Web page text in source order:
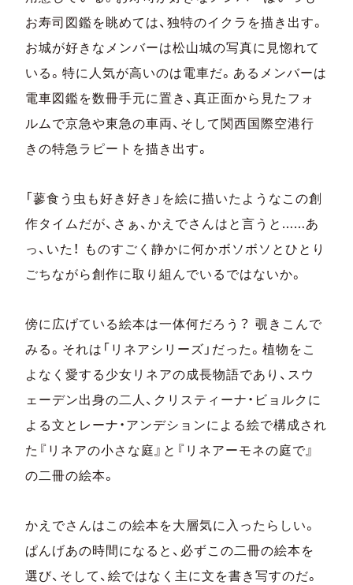
お寿司図鑑を眺めては、独特のイクラを描き出す。
お城が好きなメンバーは松山城の写真に見惚れて
いる。特に人気が高いのは電車だ。あるメンバーは
電車図鑑を数冊手元に置き、真正面から見たフォ
ルムで京急や東急の車両、そして関西国際空港行
きの特急ラピートを描き出す。
「蓼食う虫も好き好き」を絵に描いたようなこの創
作タイムだが、さぁ、かえでさんはと言うと……あ
っ、いた！ ものすごく静かに何かボソボソとひとり
ごちながら創作に取り組んでいるではないか。
傍に広げている絵本は一体何だろう？ 覗きこんで
みる。それは「リネアシリーズ」だった。植物をこ
よなく愛する少女リネアの成長物語であり、スウ
ェーデン出身の二人、クリスティーナ・ビョルクに
よる文とレーナ・アンデションによる絵で構成され
た『リネアの小さな庭』と『リネアーモネの庭で』
の二冊の絵本。
かえでさんはこの絵本を大層気に入ったらしい。
ぱんげあの時間になると、必ずこの二冊の絵本を
選び、そして、絵ではなく主に文を書き写すのだ。